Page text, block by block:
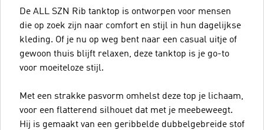
De ALL SZN Rib tanktop is ontworpen voor mensen
die op zoek zijn naar comfort en stijl in hun dagelijkse
kleding. Of je nu op weg bent naar een casual uitje of
gewoon thuis blijft relaxen, deze tanktop is je go-to
voor moeiteloze stijl.
Met een strakke pasvorm omhelst deze top je lichaam,
voor een flatterend silhouet dat met je meebeweegt.
Hij is gemaakt van een geribbelde dubbelgebreide stof